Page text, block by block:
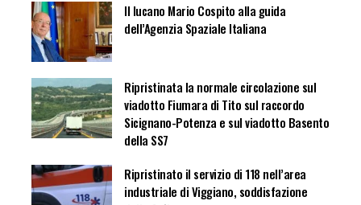
Il lucano Mario Cospito alla guida
dell’Agenzia Spaziale Italiana
Ripristinata la normale circolazione sul
viadotto Fiumara di Tito sul raccordo
Sicignano-Potenza e sul viadotto Basento
della SS7
Ripristinato il servizio di 118 nell’area
industriale di Viggiano, soddisfazione